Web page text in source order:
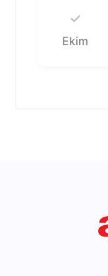
✓
Ekim